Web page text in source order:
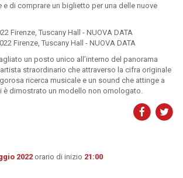
e di comprare un biglietto per una delle nuove
Firenze, Tuscany Hall - NUOVA DATA
Firenze, Tuscany Hall - NUOVA DATA
un posto unico all’interno del panorama
straordinario che attraverso la cifra originale
ricerca musicale e un sound che attinge a
è dimostrato un modello non omologato.
2022orario di inizio 21:00